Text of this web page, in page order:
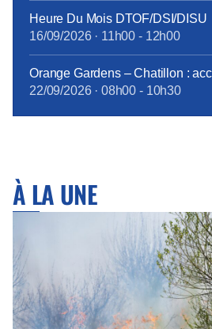
Heure Du Mois DTOF/DSI/DISU
16/09/2026· 11h00 - 12h00
Orange Gardens – Chatillon :
22/09/2026· 08h00 - 10h30
À LA UNE